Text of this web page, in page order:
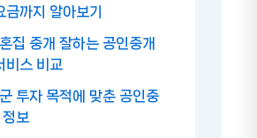
금까지 알아보기
집 중개 잘하는 공인중개
비스 비교
투자 목적에 맞춘 공인중
정보